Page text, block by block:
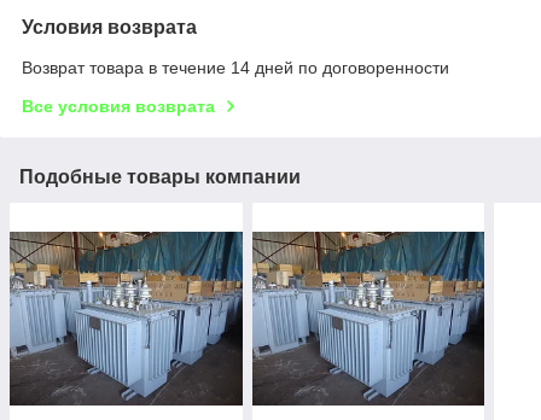
Условия возврата
Возврат товара в течение 14 дней по договоренности
Все условия возврата
Подобные товары компании